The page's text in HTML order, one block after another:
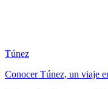
Túnez
Conocer Túnez, un viaje